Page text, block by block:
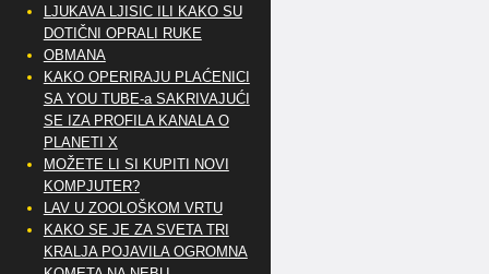
LJUKAVA LJISIC ILI KAKO SU
DOTIČNI OPRALI RUKE
OBMANA
KAKO OPERIRAJU PLAĆENICI
SA YOU TUBE-a SAKRIVAJUĆI
SE IZA PROFILA KANALA O
PLANETI X
MOŽETE LI SI KUPITI NOVI
KOMPJUTER?
LAV U ZOOLOŠKOM VRTU
KAKO SE JE ZA SVETA TRI
KRALJA POJAVILA OGROMNA